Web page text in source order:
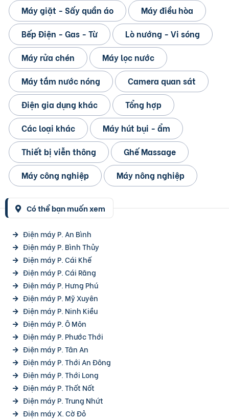
Máy giặt - Sấy quần áo
Máy điều hòa
Bếp Điện - Gas - Từ
Lò nướng - Vi sóng
Máy rửa chén
Máy lọc nước
Máy tắm nước nóng
Camera quan sát
Điện gia dụng khác
Tổng hợp
Các loại khác
Máy hút bụi - ẩm
Thiết bị viễn thông
Ghế Massage
Máy công nghiệp
Máy nông nghiệp
Có thể bạn muốn xem
Điện máy P. An Bình
Điện máy P. Bình Thủy
Điện máy P. Cái Khế
Điện máy P. Cái Răng
Điện máy P. Hưng Phú
Điện máy P. Mỹ Xuyên
Điện máy P. Ninh Kiều
Điện máy P. Ô Môn
Điện máy P. Phước Thới
Điện máy P. Tân An
Điện máy P. Thới An Đông
Điện máy P. Thới Long
Điện máy P. Thốt Nốt
Điện máy P. Trung Nhứt
Điện máy X. Cờ Đỏ